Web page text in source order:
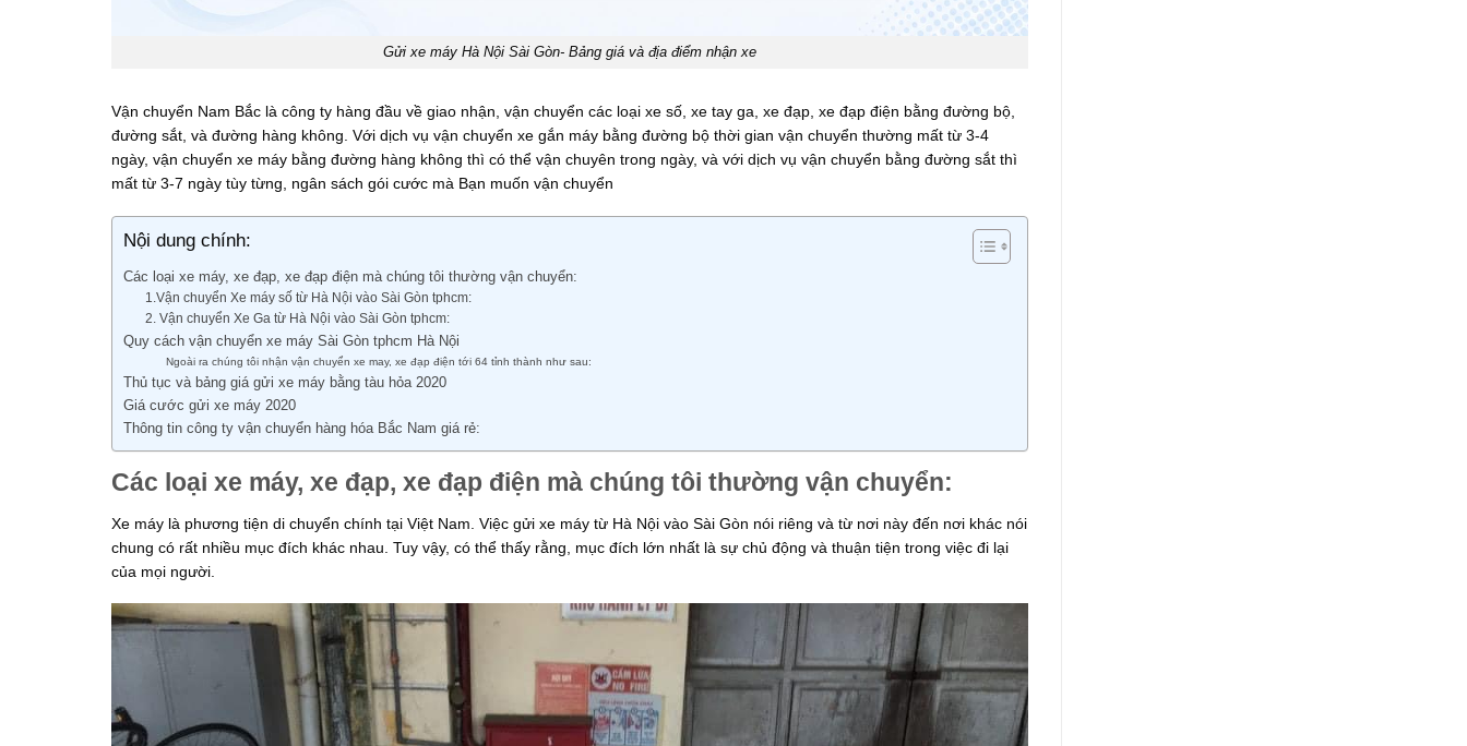
Gửi xe máy Hà Nội Sài Gòn- Bảng giá và địa điểm nhận xe
Vận chuyển Nam Bắc là công ty hàng đầu về giao nhận, vận chuyển các loại xe số, xe tay ga, xe đạp, xe đạp điện bằng đường bộ,
đường sắt, và đường hàng không. Với dịch vụ vận chuyển xe gắn máy bằng đường bộ thời gian vận chuyển thường mất từ 3-4
ngày, vận chuyển xe máy bằng đường hàng không thì có thể vận chuyên trong ngày, và với dịch vụ vận chuyển bằng đường sắt thì
mất từ 3-7 ngày tùy từng, ngân sách gói cước mà Bạn muốn vận chuyển
Nội dung chính:
Các loại xe máy, xe đạp, xe đạp điện mà chúng tôi thường vận chuyển:
1.Vận chuyển Xe máy số từ Hà Nội vào Sài Gòn tphcm:
2. Vận chuyển Xe Ga từ Hà Nội vào Sài Gòn tphcm:
Quy cách vận chuyển xe máy Sài Gòn tphcm Hà Nội
Ngoài ra chúng tôi nhận vận chuyển xe may, xe đạp điện tới 64 tỉnh thành như sau:
Thủ tục và bảng giá gửi xe máy bằng tàu hỏa 2020
Giá cước gửi xe máy 2020
Thông tin công ty vận chuyển hàng hóa Bắc Nam giá rẻ:
Các loại xe máy, xe đạp, xe đạp điện mà chúng tôi thường vận chuyển:
Xe máy là phương tiện di chuyển chính tại Việt Nam. Việc gửi xe máy từ Hà Nội vào Sài Gòn nói riêng và từ nơi này đến nơi khác nói
chung có rất nhiều mục đích khác nhau. Tuy vậy, có thể thấy rằng, mục đích lớn nhất là sự chủ động và thuận tiện trong việc đi lại
của mọi người.